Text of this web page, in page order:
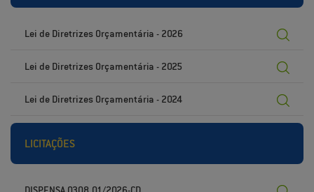
Lei de Diretrizes Orçamentária - 2026
Lei de Diretrizes Orçamentária - 2025
Lei de Diretrizes Orçamentária - 2024
LICITAÇÕES